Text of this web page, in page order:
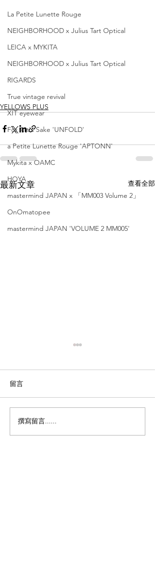
La Petite Lunette Rouge
NEIGHBORHOOD x Julius Tart Optical
LEICA x MYKITA
NEIGHBORHOOD x Julius Tart Optical
RIGARDS
True vintage revival
XIT eyewear
For Art's Sake 'UNFOLD'
a Petite Lunette Rouge 'APTONN'
Mykita x OAMC
HOYA
mastermind JAPAN x 「MM003 Volume 2」
OnOmatopee
mastermind JAPAN 'VOLUME 2 MM005'
YELLOWS PLUS
最新文章 查看全部
Yellows Plus【48mm
Crown Panto 鈦金屬鏡
留言
撰寫留言......